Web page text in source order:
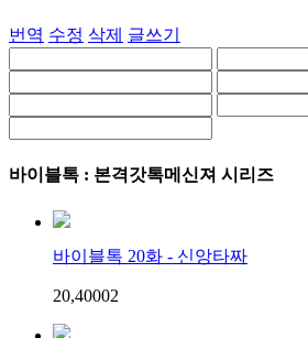
번역 수정 삭제 글쓰기
바이블톡 : 본격갓톡메신져 시리즈
바이블톡 20화 - 신앙타짜
20,40002